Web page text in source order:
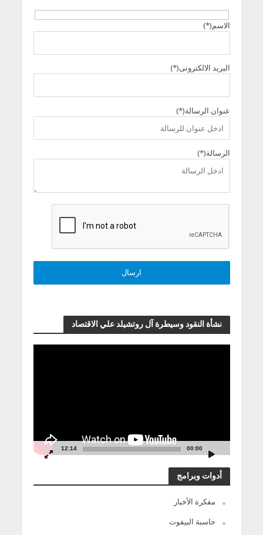
الاسم(*)
البريد الالكترونى(*)
عنوان الرسالة(*)
الرسالة(*)
نشأة النقود وسيطرة آل روتشيلد علي الاقتصاد
00:00
12:14
أدوات وبرامج
مفكرة الأخبار
حاسبة البيفوت